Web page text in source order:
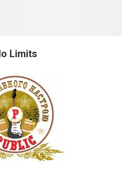
Limits